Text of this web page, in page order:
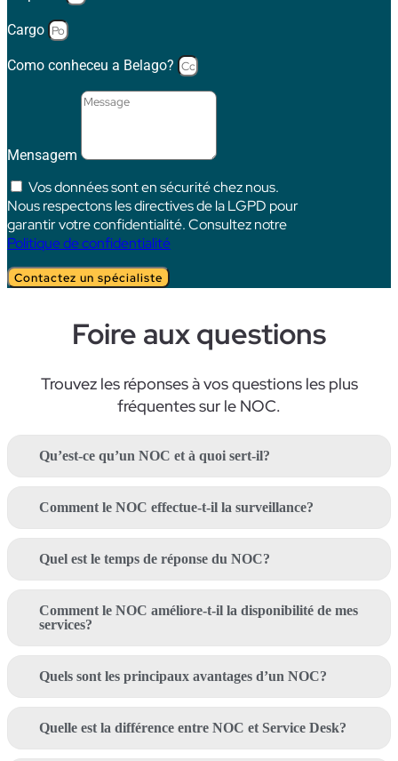
Cargo
Como conheceu a Belago?
Mensagem
Vos données sont en sécurité chez nous.
Nous respectons les directives de la LGPD pour
garantir votre confidentialité. Consultez notre
Politique de confidentialité
Contactez un spécialiste
Foire aux questions
Trouvez les réponsesàvosquestions les plus
fréquentessur le NOC.
Qu’est-ce qu’un NOC et à quoi sert-il?
Comment le NOC effectue-t-il la surveillance?
Quel est le temps de réponse du NOC?
Comment le NOC améliore-t-il la disponibilité de mes
services?
Quels sont les principaux avantages d’un NOC?
Quelle est la différence entre NOC et Service Desk?